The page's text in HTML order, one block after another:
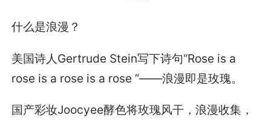
什么是浪漫？
美国诗人Gertrude Stein写下诗句“Rose is a
rose is a rose is a rose ”——浪漫即是玫瑰。
国产彩妆Joocyee酵色将玫瑰风干，浪漫收集，